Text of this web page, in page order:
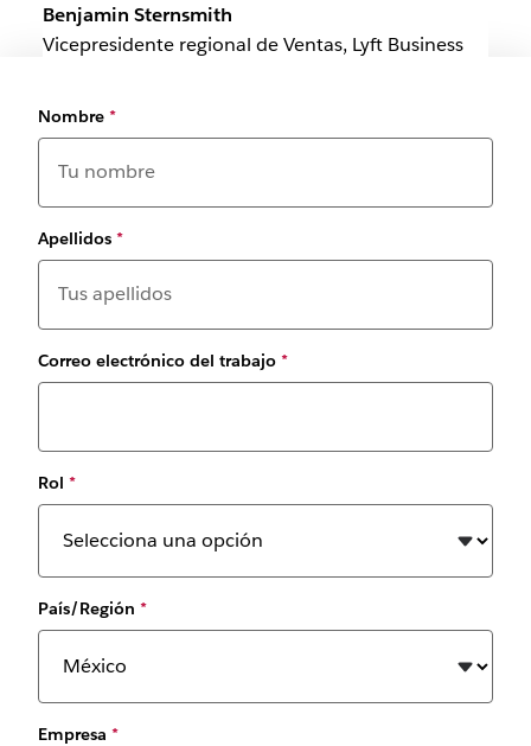
Benjamin Sternsmith
Vicepresidente regional de Ventas, Lyft Business
Nombre *
Apellidos *
Correo electrónico del trabajo *
Rol *
País/Región *
Empresa *